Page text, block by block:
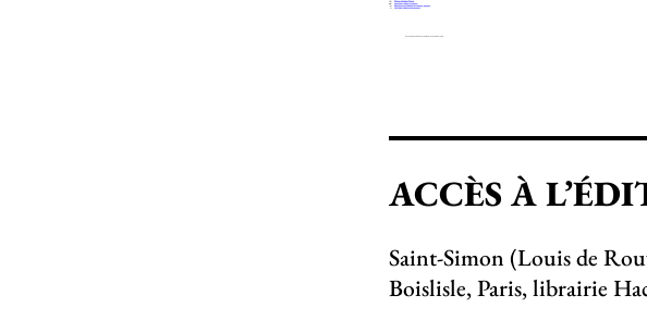
ACCÈS À
Saint-Simon (Louis de
Boislisle, Paris, librairie